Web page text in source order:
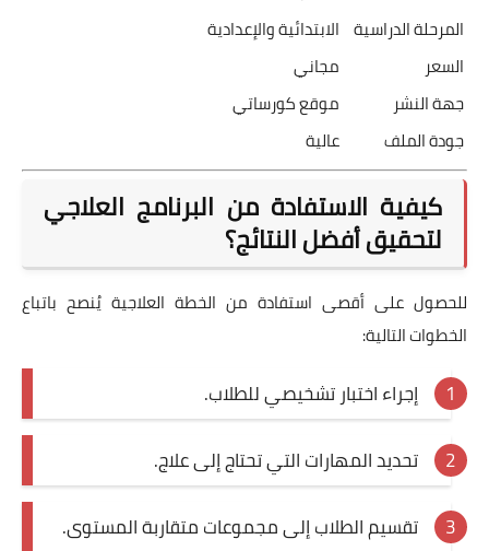
المرحلة الدراسية الابتدائية والإعدادية
السعر
مجاني
جهة النشر
موقع كورساتي
جودة الملف
عالية
كيفية الاستفادة من البرنامج العلاجي
لتحقيق أفضل النتائج؟
للحصول على أقصى استفادة من الخطة العلاجية يُنصح باتباع
الخطوات التالية:
إجراء اختبار تشخيصي للطلاب.
تحديد المهارات التي تحتاج إلى علاج.
تقسيم الطلاب إلى مجموعات متقاربة المستوى.